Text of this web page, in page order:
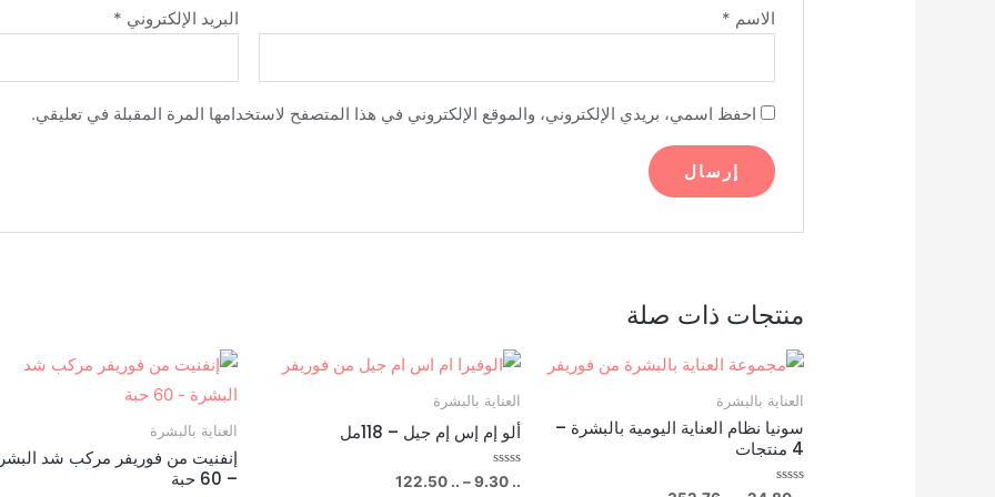
الاسم * البريد الإلكتروني *
احفظ اسمي، بريدي الإلكتروني، والموقع الإلكتروني في هذا المتصفح لاستخدامها المرة المقبلة في تعليقي.
منتجات ذات صلة
العناية بالبشرة
سونيا نظام العناية اليومية بالبشرة –
4 منتجات
العناية بالبشرة
ألو إم إس إم جيل – 118مل
تم
التقييم
9.30 ..
–
122.50 ..
نطاق
العناية بالبشرة
إنفنيت من فوريفر مركب شد
– 60 حبة